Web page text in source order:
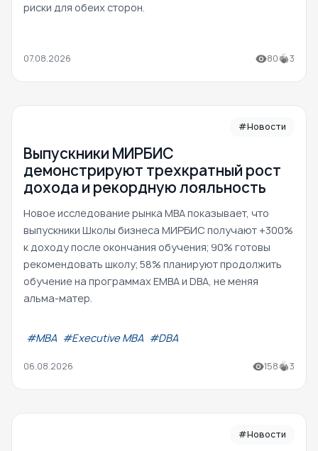
риски для обеих сторон.
07.08.2026 80 3
#Новости
Выпускники МИРБИС
демонстрируют трехкратный рост
дохода и рекордную лояльность
Новое исследование рынка MBA показывает, что
выпускники Школы бизнеса МИРБИС получают +300%
к доходу после окончания обучения; 90% готовы
рекомендовать школу; 58% планируют продолжить
обучение на программах EMBA и DBA, не меняя
альма-матер.
#МВА #Executive MBA #DBA
06.08.2026 158 3
#Новости